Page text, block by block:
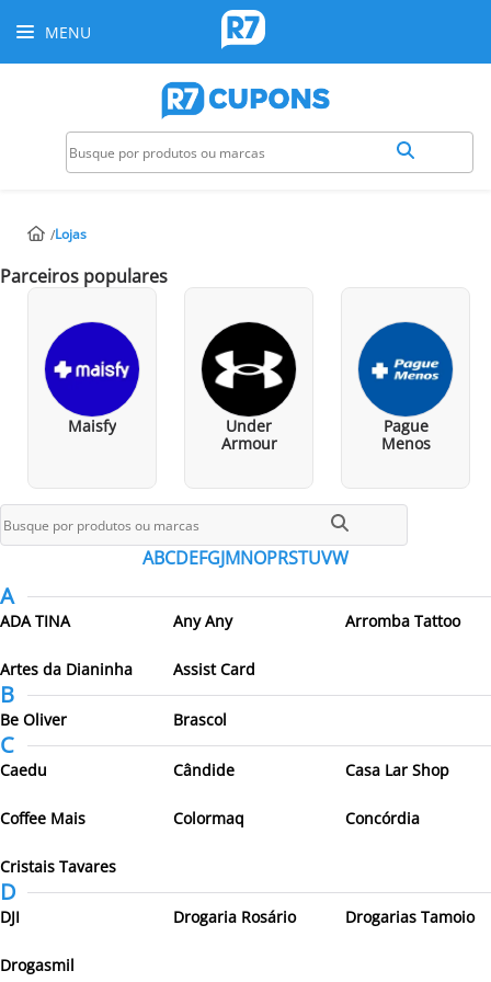
MENU
Lojas
Parceiros populares
Maisfy
Under
Armour
Pague
Menos
Todos os parceiros
ABCDEFGJMNOPRSTUVW
A
ADA TINA Any Any Arromba Tattoo
Artes da Dianinha Assist Card
B
Be Oliver Brascol
C
Caedu Cândide Casa Lar Shop
Coffee Mais Colormaq Concórdia
Cristais Tavares
D
DJI Drogaria Rosário Drogarias Tamoio
Drogasmil